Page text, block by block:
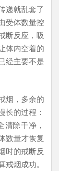
递就乱套了
受体数量控
断反应，吸
体内空着的
经主要不是
烟，多余的
长的过程：
除干净，
数量才恢复
时的戒断反
烟成功。